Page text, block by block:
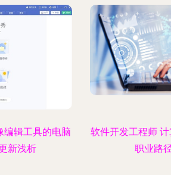
编辑工具的电脑
新浅析
软件开发工程师
职业路